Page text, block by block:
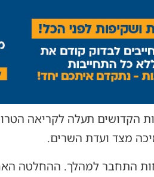
הקדושים תעלה לקריאה
מצד ועדת השרים.
התחבר למהלך. ההחלטה